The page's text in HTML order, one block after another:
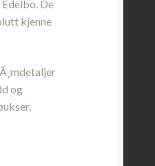
De
kjenne
og